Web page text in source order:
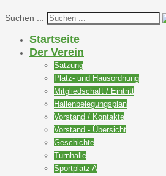
Suchen ...
Startseite
Der Verein
Satzung
Platz- und Hausordnung
Mitgliedschaft / Eintritt
Hallenbelegungsplan
Vorstand / Kontakte
Vorstand - Übersicht
Geschichte
Turnhalle
Sportplatz A